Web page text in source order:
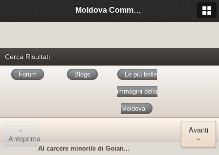
Moldova Community Italia
Cerca Risultati
Forum Blogs Le più belle
immagini della
Moldova
«
Anteprima
Avanti
»
Al carcere minorile di Goian...